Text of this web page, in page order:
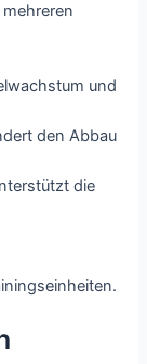
und
den Abbau
die